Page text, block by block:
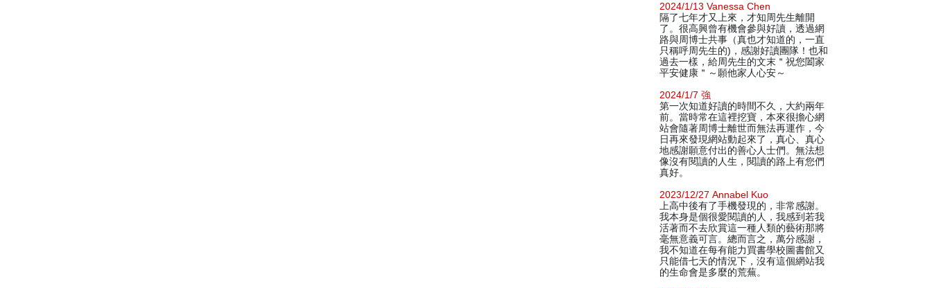
2024/1/13 Vanessa Chen
隔了七年才又上來，才知周先生離開
了。很高興曾有機會參與好讀，透過網
路與周博士共事（真也才知道的，一直
只稱呼周先生的)，感謝好讀團隊！也和
過去一樣，給周先生的文末＂祝您闔家
平安健康＂～願他家人心安～
2024/1/7 強
第一次知道好讀的時間不久，大約兩年
前。當時常在這裡挖寶，本來很擔心網
站會隨著周博士離世而無法再運作，今
日再來發現網站動起來了，真心、真心
地感謝願意付出的善心人士們。無法想
像沒有閱讀的人生，閱讀的路上有您們
真好。
2023/12/27 Annabel Kuo
上高中後有了手機發現的，非常感謝。
我本身是個很愛閱讀的人，我感到若我
活著而不去欣賞這一種人類的藝術那將
毫無意義可言。總而言之，萬分感謝，
我不知道在每有能力買書學校圖書館又
只能借七天的情況下，沒有這個網站我
的生命會是多麼的荒蕪。